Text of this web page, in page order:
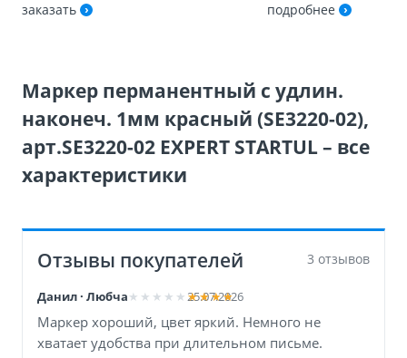
заказать
подробнее
Маркер перманентный с удлин.
наконеч. 1мм красный (SE3220-02),
арт.SE3220-02 EXPERT STARTUL – все
характеристики
Отзывы покупателей 3 отзывов
Данил · Любча 25.07.2026
Маркер хороший, цвет яркий. Немного не
хватает удобства при длительном письме.